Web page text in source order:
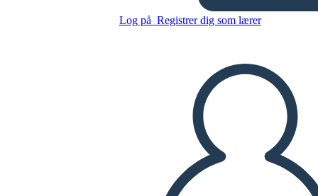
Log på Registrer dig som lærer
LAVE ET STORYBOARD
AFSPIL DIASSHOW
LÆS FOR MIG